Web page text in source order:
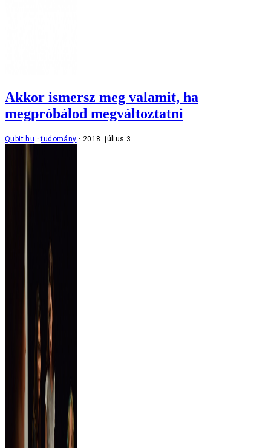
Akkor ismersz meg valamit, ha
megpróbálod megváltoztatni
Qubit.hu tudomány 2018. július 3.